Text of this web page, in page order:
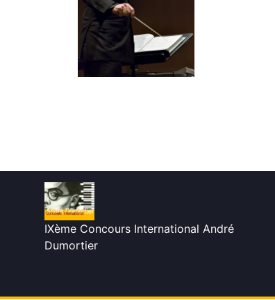
IXème Concours International André
Dumortier